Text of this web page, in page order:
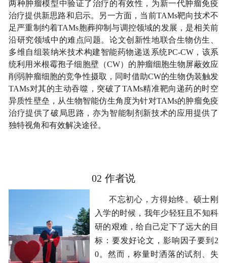
两种肿瘤模型中验证了治疗的有效性，为新一代肿瘤免疫
治疗提供新思路和启示。另一方面，当前TAMs靶向技术不
足严重制约着TAMs胞葬抑制与调控领域的发展，是相关前
沿研究领域中的难点问题。论文创新性地联合生物仿生、
多维自组装纳米技术构建智能药物递送系统PC-CW，该系
统利用米根霉孢子细胞壁（CW）的肿瘤细胞生物屏蔽效应
削弱肿瘤细胞的竞争性摄取，同时借助CW的生物伪装触发
TAMs对其的主动吞噬，突破了TAMs精准靶向递药的时空
异质性壁垒，从生物智能仿生角度为针对TAMs的肿瘤免疫
治疗提供了破局思路，亦为智能制剂新技术的应用提供了
独特视角和有效解决途径。
02 作者说
不忘初心，方得始终。硕士刚
入学的时候，我年少轻狂且不知科
研的艰难，给自己定下了远大的目
标：要发好论文，影响因子要到2
0。然而，称量时洒落的试剂、失